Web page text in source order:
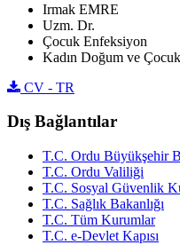
Irmak EMRE
Uzm. Dr.
Çocuk Enfeksiyon
Kadın Doğum ve
CV - TR
Dış Bağlantılar
T.C. Ordu Büyükşehir
T.C. Ordu Valiliği
T.C. Sosyal Güvenlik
T.C. Sağlık Bakanlığı
T.C. Tüm Kurumlar
T.C. e-Devlet Kapısı